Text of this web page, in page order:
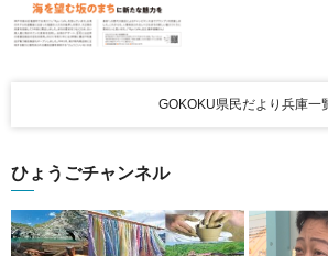
GOKOKU県民だより兵庫一
ひょうごチャンネル